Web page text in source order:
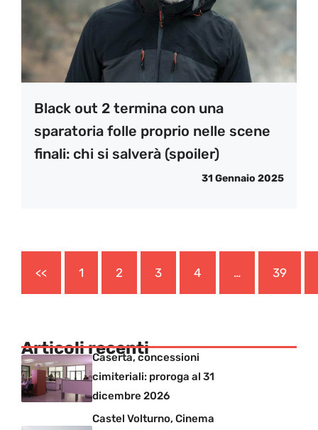
Black out 2 termina con una
sparatoria folle proprio nelle scene
finali: chi si salverà (spoiler)
31 Gennaio 2025
<< 1 2 3 4 … 39
Articoli recenti
Caserta, concessioni
cimiteriali: proroga al 31
dicembre 2026
Castel Volturno, Cinema